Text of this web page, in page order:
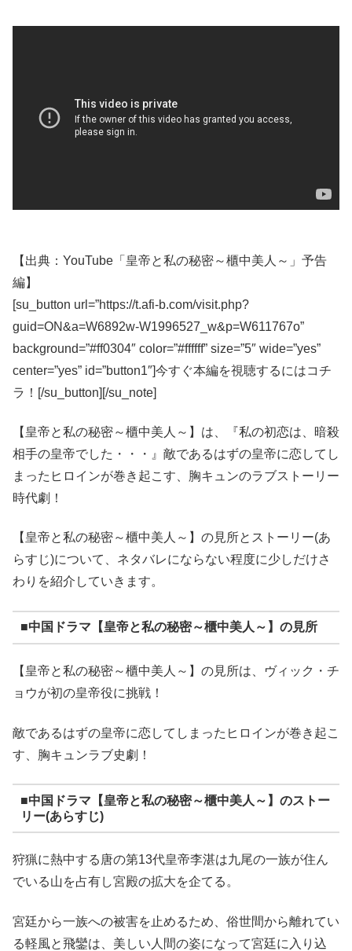
【出典：YouTube「皇帝と私の秘密～櫃中美人～」予告
編】
[su_button url=”https://t.afi-b.com/visit.php?
guid=ON&a=W6892w-W1996527_w&p=W611767o”
background=”#ff0304″ color=”#ffffff” size=”5″ wide=”yes”
center=”yes” id=”button1″]今すぐ本編を視聴するにはコチ
ラ！[/su_button][/su_note]
【皇帝と私の秘密～櫃中美人～】は、『私の初恋は、暗殺
相手の皇帝でした・・・』敵であるはずの皇帝に恋してし
まったヒロインが巻き起こす、胸キュンのラブストーリー
時代劇！
【皇帝と私の秘密～櫃中美人～】の見所とストーリー(あ
らすじ)について、ネタバレにならない程度に少しだけさ
わりを紹介していきます。
■中国ドラマ【皇帝と私の秘密～櫃中美人～】の見所
【皇帝と私の秘密～櫃中美人～】の見所は、ヴィック・チ
ョウが初の皇帝役に挑戦！
敵であるはずの皇帝に恋してしまったヒロインが巻き起こ
す、胸キュンラブ史劇！
■中国ドラマ【皇帝と私の秘密～櫃中美人～】のストー
リー(あらすじ)
狩猟に熱中する唐の第13代皇帝李湛は九尾の一族が住ん
でいる山を占有し宮殿の拡大を企てる。
宮廷から一族への被害を止めるため、俗世間から離れてい
る軽風と飛鑾は、美しい人間の姿になって宮廷に入り込